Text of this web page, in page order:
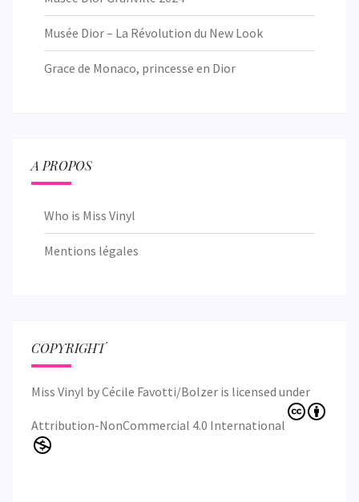
Musée Dior – La Révolution du New Look
Grace de Monaco, princesse en Dior
A PROPOS
Who is Miss Vinyl
Mentions légales
COPYRIGHT
Miss Vinyl byCécile Favotti/Bolzer is licensed under
Attribution-NonCommercial 4.0 International